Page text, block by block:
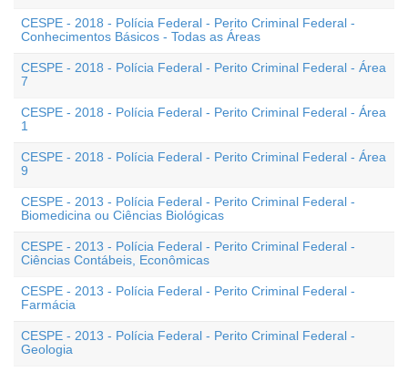
CESPE - 2018 - Polícia Federal - Perito Criminal Federal -
Conhecimentos Básicos - Todas as Áreas
CESPE - 2018 - Polícia Federal - Perito Criminal Federal - Área
7
CESPE - 2018 - Polícia Federal - Perito Criminal Federal - Área
1
CESPE - 2018 - Polícia Federal - Perito Criminal Federal - Área
9
CESPE - 2013 - Polícia Federal - Perito Criminal Federal -
Biomedicina ou Ciências Biológicas
CESPE - 2013 - Polícia Federal - Perito Criminal Federal -
Ciências Contábeis, Econômicas
CESPE - 2013 - Polícia Federal - Perito Criminal Federal -
Farmácia
CESPE - 2013 - Polícia Federal - Perito Criminal Federal -
Geologia